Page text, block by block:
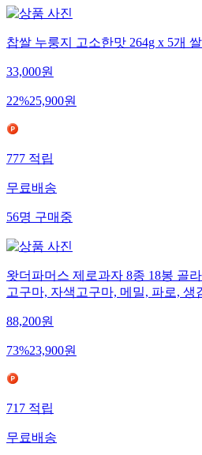
찹쌀 누룽지 고소한맛 264g x 5개
33,000원
22%25,900원
777 적립
무료배송
56명 구매중
왓더파머스 제로과자 8종 18봉 골
고구마, 자색고구마, 메밀, 파로, 생
88,200원
73%23,900원
717 적립
무료배송